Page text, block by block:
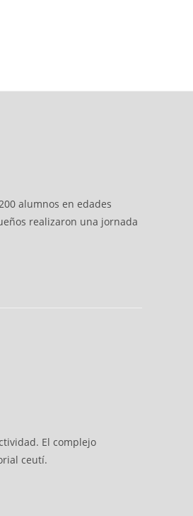
alumnos en edades
realizaron una jornada
El complejo
ceutí.